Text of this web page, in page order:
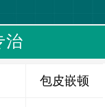
治
包皮嵌顿